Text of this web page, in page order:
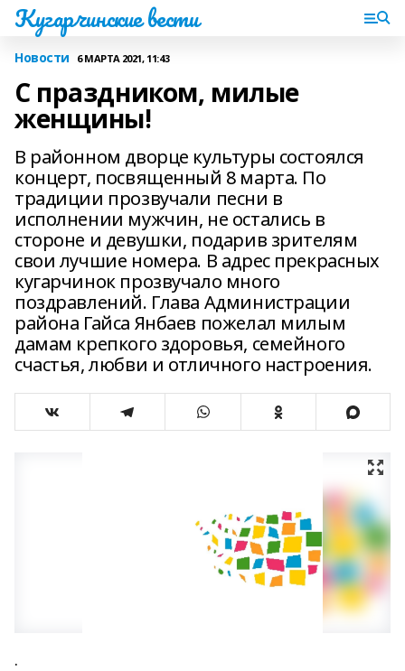
Кугарчинские вести
Новости 6 МАРТА 2021, 11:43
С праздником, милые
женщины!
В районном дворце культуры состоялся
концерт, посвященный 8 марта. По
традиции прозвучали песни в
исполнении мужчин, не остались в
стороне и девушки, подарив зрителям
свои лучшие номера. В адрес прекрасных
кугарчинок прозвучало много
поздравлений. Глава Администрации
района Гайса Янбаев пожелал милым
дамам крепкого здоровья, семейного
счастья, любви и отличного настроения.
.